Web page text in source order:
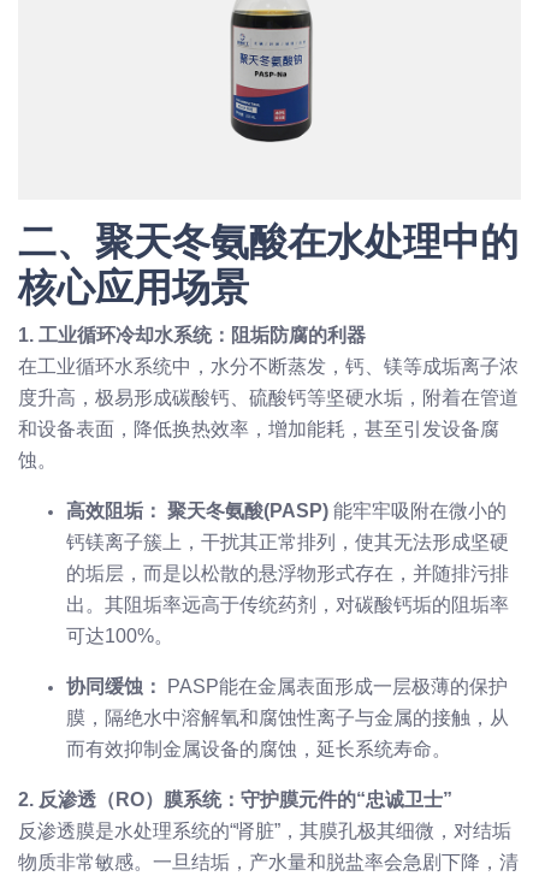
二、聚天冬氨酸在水处理中的
核心应用场景
1. 工业循环冷却水系统：阻垢防腐的利器
在工业循环水系统中，水分不断蒸发，钙、镁等成垢离子浓
度升高，极易形成碳酸钙、硫酸钙等坚硬水垢，附着在管道
和设备表面，降低换热效率，增加能耗，甚至引发设备腐
蚀。
高效阻垢： 聚天冬氨酸(PASP) 能牢牢吸附在微小的
钙镁离子簇上，干扰其正常排列，使其无法形成坚硬
的垢层，而是以松散的悬浮物形式存在，并随排污排
出。其阻垢率远高于传统药剂，对碳酸钙垢的阻垢率
可达100%。
协同缓蚀：
PASP能在金属表面形成一层极薄的保护
膜，隔绝水中溶解氧和腐蚀性离子与金属的接触，从
而有效抑制金属设备的腐蚀，延长系统寿命。
2. 反渗透（RO）膜系统：守护膜元件的“忠诚卫士”
反渗透膜是水处理系统的“肾脏”，其膜孔极其细微，对结垢
物质非常敏感。一旦结垢，产水量和脱盐率会急剧下降，清